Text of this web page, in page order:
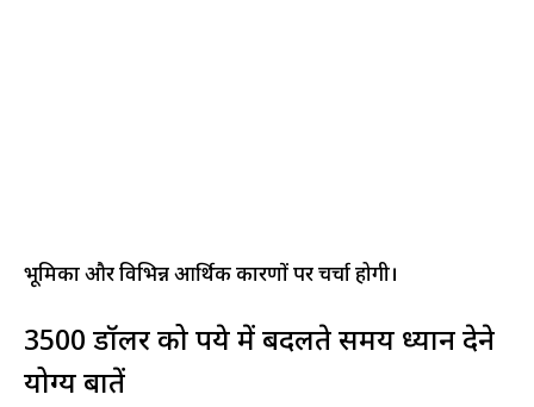
भूमिका और विभिन्न आर्थिक कारणों पर चर्चा होगी।
3500 डॉलर को रुपये में बदलते समय ध्यान देने
योग्य बातें